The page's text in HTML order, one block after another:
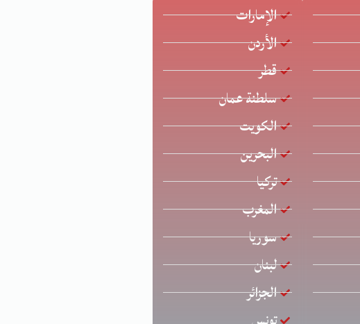
الإمارات
الأردن
قطر
سلطنة عمان
الكويت
البحرين
تركيا
المغرب
سوريا
لبنان
الجزائر